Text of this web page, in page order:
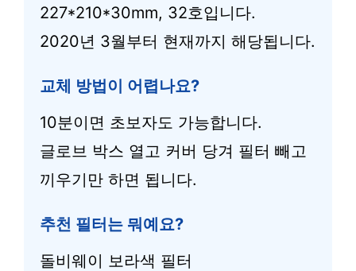
227*210*30mm, 32호입니다.
2020년 3월부터 현재까지 해당됩니다.
교체 방법이 어렵나요?
10분이면 초보자도 가능합니다.
글로브 박스 열고 커버 당겨 필터 빼고
끼우기만 하면 됩니다.
추천 필터는 뭐예요?
돌비웨이 보라색 필터